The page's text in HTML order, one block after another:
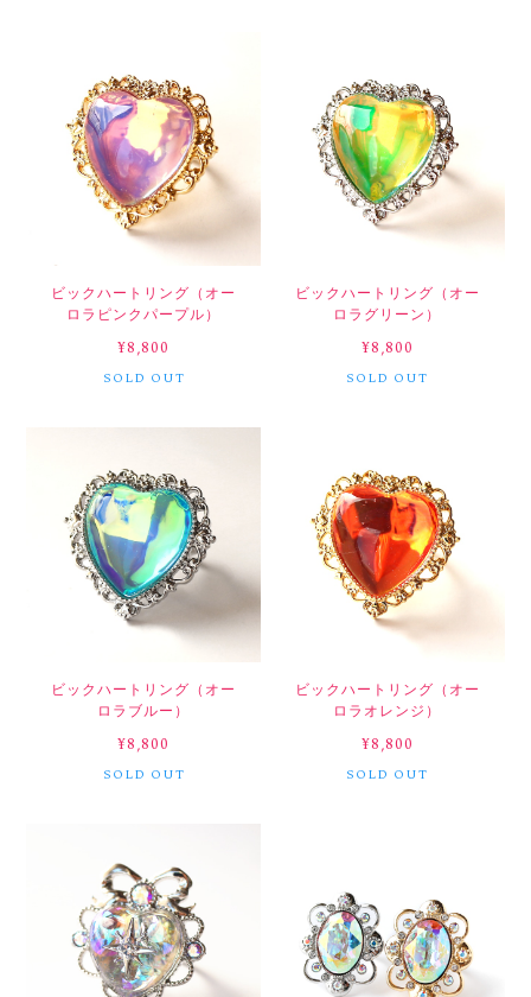
ビックハートリング（オー
ロラピンクパープル）
¥8,800
SOLD OUT
ビックハートリング（オー
ロラグリーン）
¥8,800
SOLD OUT
ビックハートリング（オー
ロラブルー）
¥8,800
SOLD OUT
ビックハートリング（オー
ロラオレンジ）
¥8,800
SOLD OUT